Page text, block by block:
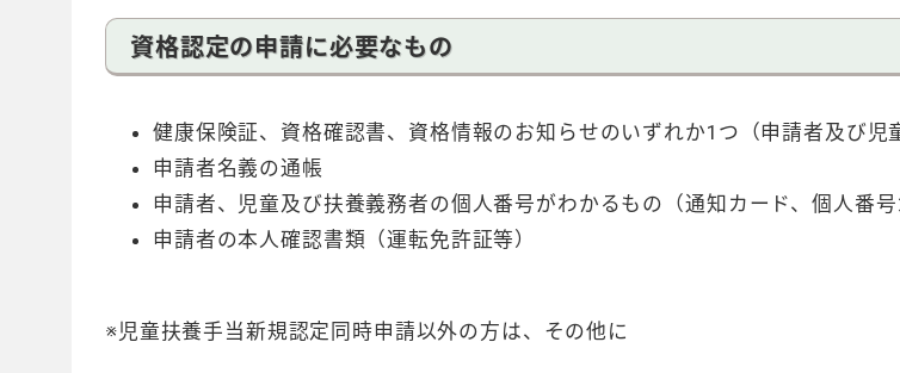
資格認定の申請に必要なもの
健康保険証、資格確認書、資格情報のお知らせのいずれか1つ（申請者及び児
申請者名義の通帳
申請者、児童及び扶養義務者の個人番号がわかるもの（通知カード、個人番号
申請者の本人確認書類（運転免許証等）
※児童扶養手当新規認定同時申請以外の方は、その他に